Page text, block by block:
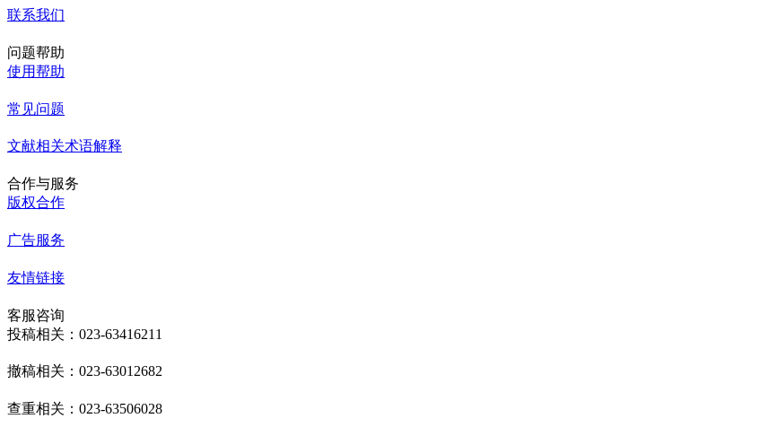
联系我们
问题帮助
使用帮助
常见问题
文献相关术语解释
合作与服务
版权合作
广告服务
友情链接
客服咨询
投稿相关：023-63416211
撤稿相关：023-63012682
查重相关：023-63506028